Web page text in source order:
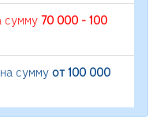
сумму 70 000 - 100
сумму от 100 000